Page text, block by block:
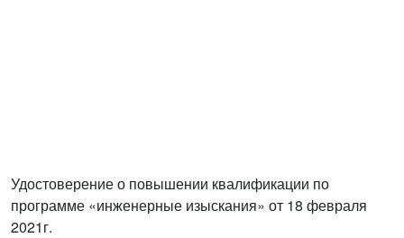
Удостоверение о повышении квалификации по
программе «инженерные изыскания» от 18 февраля
2021г.